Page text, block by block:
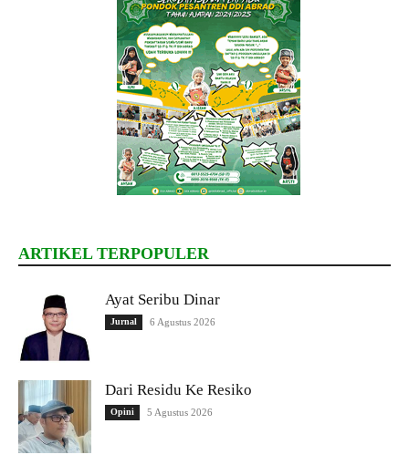
ARTIKEL TERPOPULER
Ayat Seribu Dinar
Jurnal 6 Agustus 2026
Dari Residu Ke Resiko
Opini 5 Agustus 2026